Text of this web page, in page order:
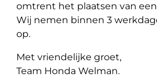
Over ons
Webshop
Contact
omtrent het plaatsen van een
Wij nemen binnen 3
op.
Met vriendelijke groet,
Team Honda Welman.